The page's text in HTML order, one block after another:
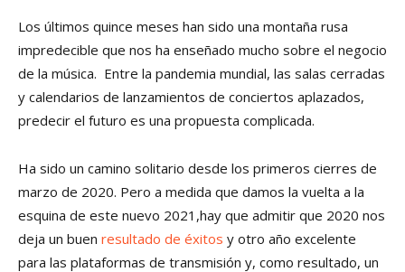
Los últimos quince meses han sido una montaña rusa
impredecible que nos ha enseñado mucho sobre el negocio
de la música. Entre la pandemia mundial, las salas cerradas
y calendarios de lanzamientos de conciertos aplazados,
predecir el futuro es una propuesta complicada.
Ha sido un camino solitario desde los primeros cierres de
marzo de 2020. Pero a medida que damos la vuelta a la
esquina de este nuevo 2021,hay que admitir que 2020 nos
deja un buen resultado de éxitos y otro año excelente
para las plataformas de transmisión y, como resultado, un